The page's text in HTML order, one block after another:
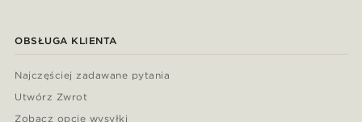
OBSŁUGA KLIENTA
Najczęściej zadawane pytania
Utwórz Zwrot
Zobacz opcje wysyłki